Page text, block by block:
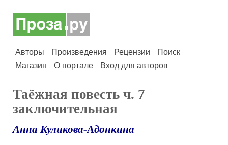
Авторы Произведения Рецензии
Поиск
Магазин
О портале Вход для авторов
Таёжная повесть ч. 7
заключительная
Анна Куликова-Адонкина